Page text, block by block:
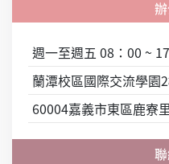
週一至週五 08：00 ~
蘭潭校區國際交流學園
60004嘉義市東區鹿寮